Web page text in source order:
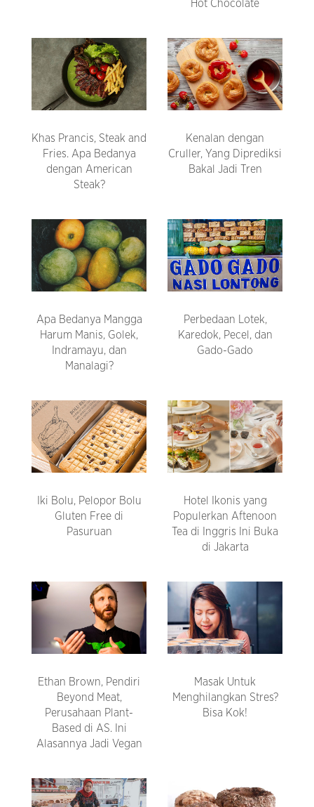
Hot Chocolate
Khas Prancis, Steak and
Fries. Apa Bedanya
dengan American
Steak?
Kenalan dengan
Cruller, Yang Diprediksi
Bakal Jadi Tren
Apa Bedanya Mangga
Harum Manis, Golek,
Indramayu, dan
Manalagi?
Perbedaan Lotek,
Karedok, Pecel, dan
Gado-Gado
Iki Bolu, Pelopor Bolu
Gluten Free di
Pasuruan
Hotel Ikonis yang
Populerkan Aftenoon
Tea di Inggris Ini Buka
di Jakarta
Ethan Brown, Pendiri
Beyond Meat,
Perusahaan Plant-
Based di AS. Ini
Alasannya Jadi Vegan
Masak Untuk
Menghilangkan Stres?
Bisa Kok!